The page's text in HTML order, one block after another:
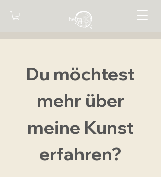
Du möchtest
mehr über
meine Kunst
erfahren?